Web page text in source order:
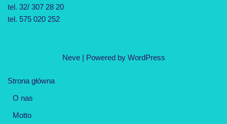
tel. 32/ 307 28 20
tel. 575 020 252
Neve| Powered by WordPress
Strona główna
O nas
Motto